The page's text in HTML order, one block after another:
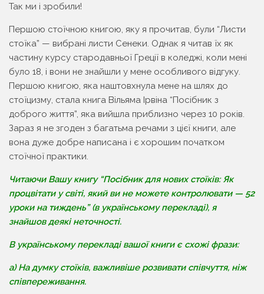
Так ми і зробили!
Першою стоїчною книгою, яку я прочитав, були “Листи
стоїка” — вибрані листи Сенеки. Однак я читав їх як
частину курсу стародавньої Греції в коледжі, коли мені
було 18, і вони не знайшли у мене особливого відгуку.
Першою книгою, яка наштовхнула мене на шлях до
стоїцизму, стала книга Вільяма Ірвіна “Посібник з
доброго життя”, яка вийшла приблизно через 10 років.
Зараз я не згоден з багатьма речами з цієї книги, але
вона дуже добре написана і є хорошим початком
стоїчної практики.
Читаючи Вашу книгу “Посібник для нових стоїків: Як
процвітати у світі, який ви не можете контролювати — 52
уроки на тиждень” (в українському перекладі), я
знайшов деякі неточності.
В українському перекладі вашої книги є схожі фрази:
а) На думку стоїків, важливіше розвивати співчуття, ніж
співпереживання.